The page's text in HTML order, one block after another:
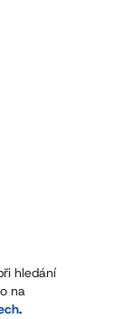
hledání
na
.